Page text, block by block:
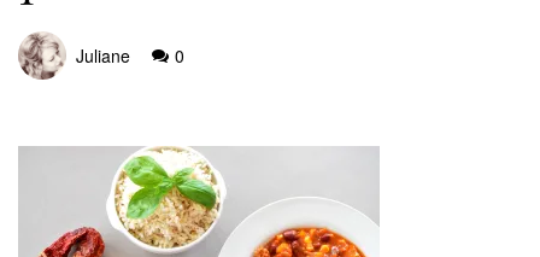
Juliane 0